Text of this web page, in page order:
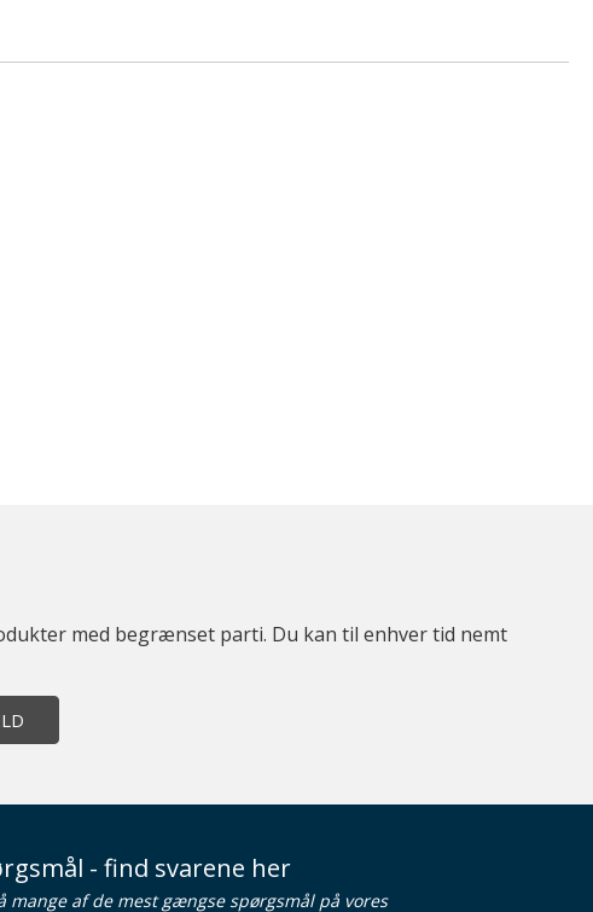
med begrænset parti. Du kan til enhver tid nemt
- find svarene her
mange af de mest gængse spørgsmål på vores